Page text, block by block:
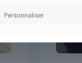
Personnaliser